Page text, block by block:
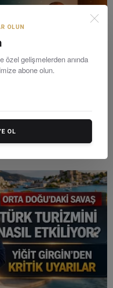
Bölge Genel Müdürl...
OLUN
özel gelişmelerden anında
abone olun.
OL